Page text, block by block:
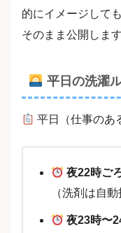
的にイメージして
そのまま公開します
平日の洗濯
平日（仕事のあ
夜22時ご
（洗剤は自
夜23時〜